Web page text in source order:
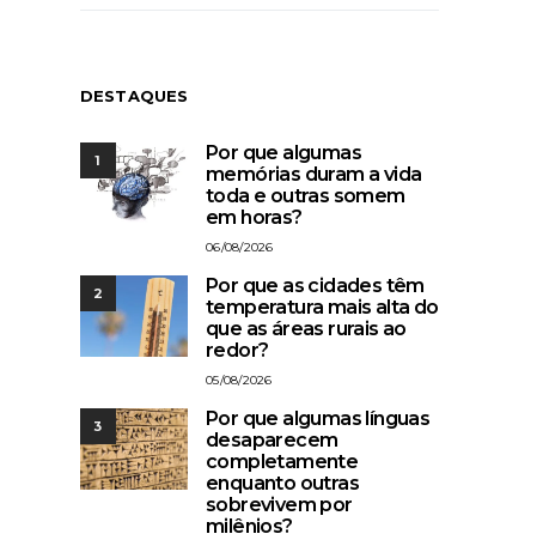
DESTAQUES
1
Por que algumas
memórias duram a vida
toda e outras somem
em horas?
06/08/2026
2
Por que as cidades têm
temperatura mais alta do
que as áreas rurais ao
redor?
05/08/2026
3
Por que algumas línguas
desaparecem
completamente
enquanto outras
sobrevivem por
milênios?